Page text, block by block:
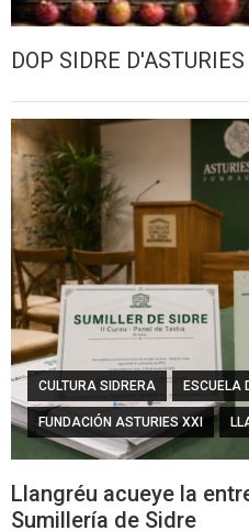
DOP SIDRE D'ASTURIES
CULTURA SIDRERA ESCUELA
FUNDACIÓN ASTURIES XXI
Llangréu acueye la
Sumillería de Sidre